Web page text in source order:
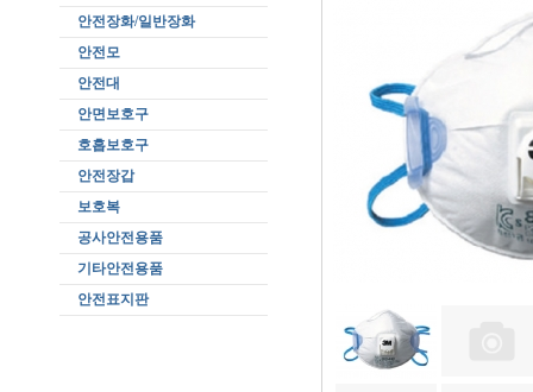
안전장화/일반장화
안전모
안전대
안면보호구
호흡보호구
안전장갑
보호복
공사안전용품
기타안전용품
안전표지판